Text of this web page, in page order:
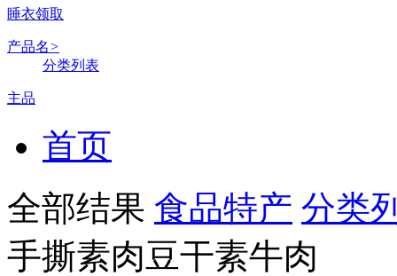
睡衣领取
产品名>
分类列表
主品
首页
全部结果 食品特产 分类
手撕素肉豆干素牛肉